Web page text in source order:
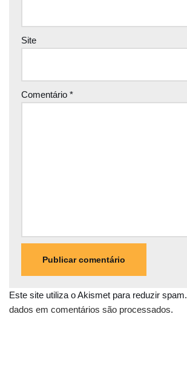
Site
Comentário *
Este site utiliza o Akismet para reduzir spam.
dados em comentários são processados.